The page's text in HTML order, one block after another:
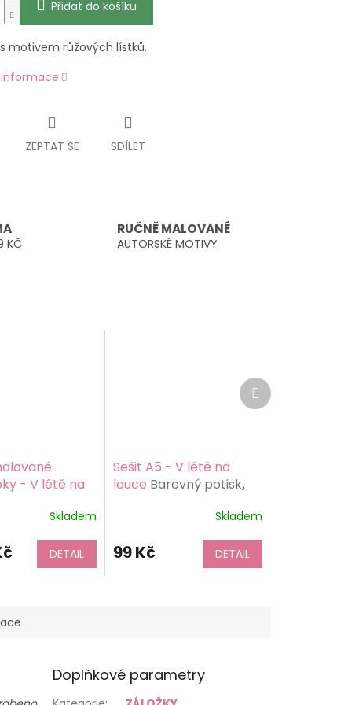
Přidat do košíku
motivem růžových lístků.
ZEPTAT SE SDÍLET
KČ
RUČNĚ MALOVANÉ
AUTORSKÉ MOTIVY
- V létě na
Barevný
Skladem
DETAIL
Sešit A5 - V létě na
louce Barevný potisk,
Skladem
99 Kč DETAIL
Další
produkt
Doplňkové parametry